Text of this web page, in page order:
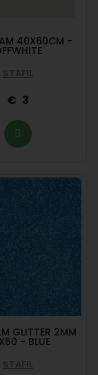
40X60CM -
STAFIL
3
GLITTER 2MM
- BLUE
STAFIL